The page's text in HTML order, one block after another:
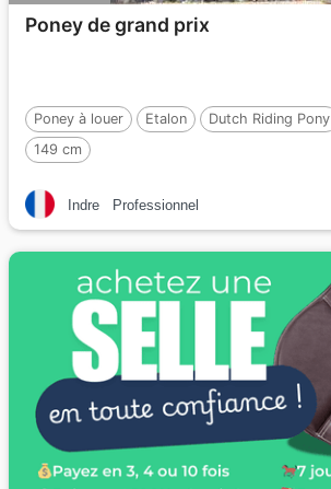
Poney de grand prix
Poney à louer Etalon Dutch Riding Pony
149 cm
Indre Professionnel